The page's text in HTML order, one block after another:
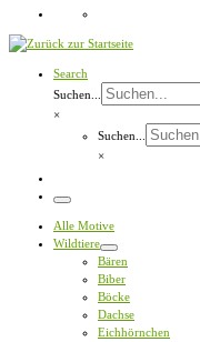
Search
Suchen...
×
Suchen...
×
Menü
Alle Motive
Wildtiere
Bären
Biber
Böcke
Dachse
Eichhörnchen